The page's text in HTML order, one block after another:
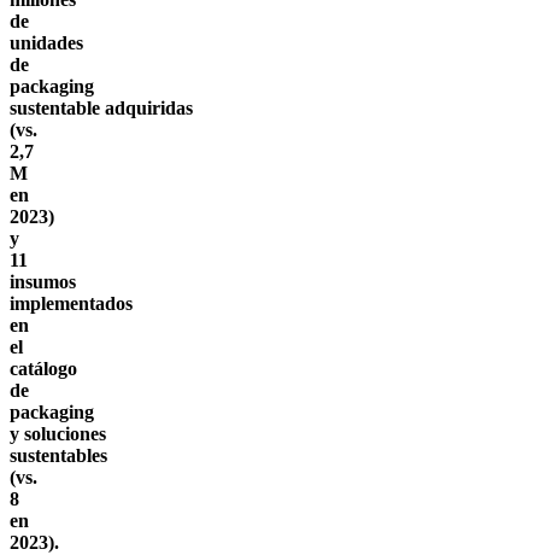
de
unidades
de
packaging
sustentable adquiridas
(vs.
2,7
M
en
2023)
y
11
insumos
implementados
en
el
catálogo
de
packaging
y soluciones
sustentables
(vs.
8
en
2023).